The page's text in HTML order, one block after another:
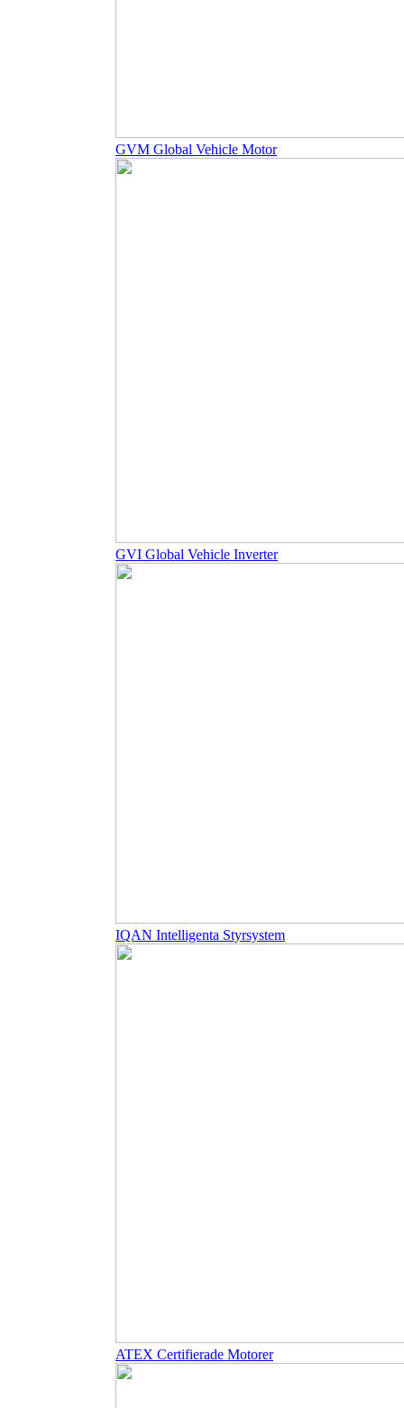
GVM Global Vehicle Motor
GVI Global Vehicle Inverter
IQAN Intelligenta Styrsystem
ATEX Certifierade Motorer